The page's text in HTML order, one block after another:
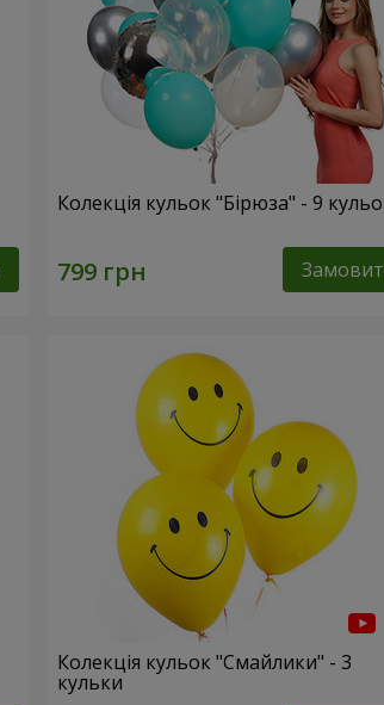
Колекція кульок "Бірюза" - 9
Колекція кульок "Смайлики" - 3
кульки